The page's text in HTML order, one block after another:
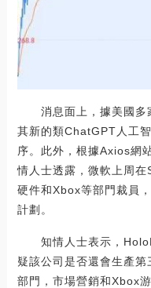
消息面上，據美國多
其新的類ChatGPT人工
序。此外，根據Axios網
情人士透露，微軟上周
硬件和Xbox等部門裁員
計劃。
知情人士表示，
疑該公司是否還會生產
部門，市場營銷和Xbox